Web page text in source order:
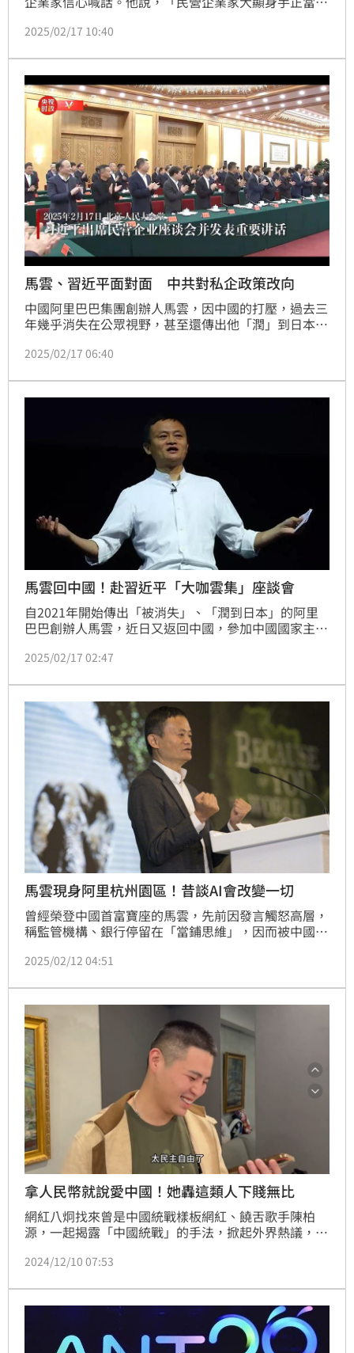
拚會贏」的精氣神。
2025/02/17 10:40
馬雲、習近平面對面 中共對私企政策改向
中國阿里巴巴集團創辦人馬雲，因中國的打壓，過去三
年幾乎消失在公眾視野，甚至還傳出他「潤」到日本
（1/17）舉辦的民營企業座談會中畫面中，竟看到穿著
立為中國國家主席習近平熱情鼓掌。美國CNN指出，馬
雲出席會議表示中國在實施多年監管打壓措施後可能將
轉向、朝著有利商業發展的方向前進。
2025/02/17 06:40
馬雲回中國！赴習近平「大咖雲集」座談會
自2021年開始傳出「被消失」、「潤到日本」的阿里
巴巴創辦人馬雲，近日又返回中國，參加中國國家主席
家大企業的創辦人也出席。
2025/02/17 02:47
馬雲現身阿里杭州園區！昔談AI會改變一切
曾經榮登中國首富寶座的馬雲，先前因發言觸怒高層，
稱監管機構、銀行停留在「當鋪思維」，因而被中國當
的地步。不過，近日他罕見現身公司總部，在現場向眾
2025/02/12 04:51
拿人民幣就說愛中國！她轟這類人下賤無比
網紅八炯找來曾是中國統戰樣板網紅、饒舌歌手陳柏
源，一起揭露「中國統戰」的手法，掀起外界熱議，財
要不是你移民，要不就是繼續鬥。至於那些拿了一點
是不了解中國，像這類人，下賤無比，不但對不起台
灣，更對不起那些被殖民的中國人民。
2024/12/10 07:53